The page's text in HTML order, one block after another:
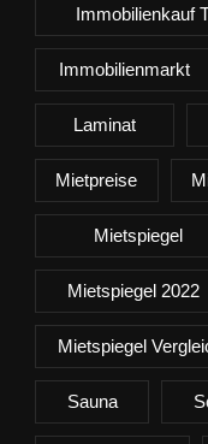
Immobilienkauf
Immobilienmarkt
Laminat
Mietpreise
Mietspiegel
Mietspiegel 2022
Mietspiegel
Sauna